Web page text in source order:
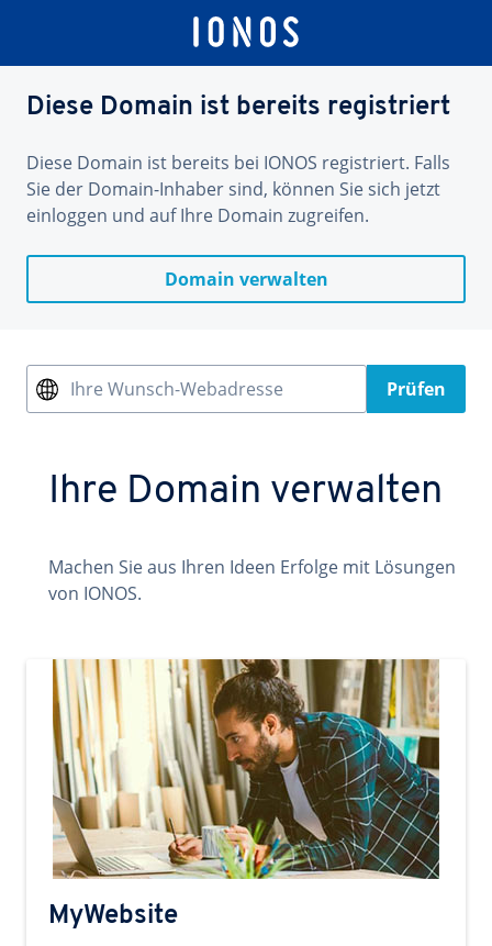
Diese Domain ist bereits registriert
Diese Domain ist bereits bei IONOS registriert. Falls
Sie der Domain-Inhaber sind, können Sie sich jetzt
einloggen und auf Ihre Domain zugreifen.
Domain verwalten
Ihre Wunsch-Webadresse Prüfen
Ihre Domain verwalten
Machen Sie aus Ihren Ideen Erfolge mit Lösungen
von IONOS.
MyWebsite